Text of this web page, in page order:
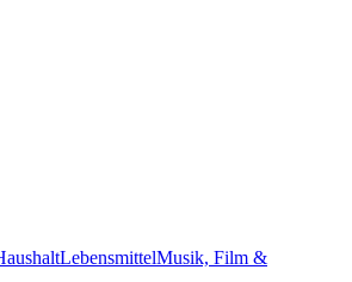
LebensmittelMusik, Film &